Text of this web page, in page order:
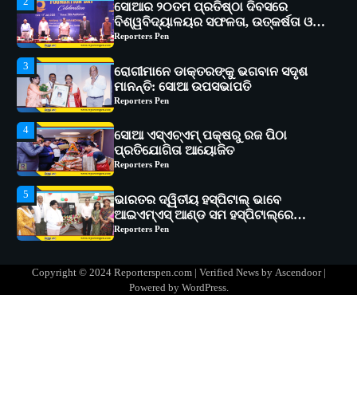
ରୋଗୀମାନେ ଡାକ୍ତରଙ୍କୁ ଭଗବାନ ସଦୃଶ
ମାନନ୍ତି: ସୋଆ ଉପସଭାପତି
Reporters Pen
4
ସୋଆ ଏସ୍‌ଏଚ୍‌ଏମ୍ ପକ୍ଷରୁ ରଜ ପିଠା
ପ୍ରତିଯୋଗିତା ଆୟୋଜିତ
Reporters Pen
5
ଭାରତର ଦ୍ୱିତୀୟ ହସ୍ପିଟାଲ୍ ଭାବେ
ଆଇଏମ୍‌ଏସ୍ ଆଣ୍ଡ ସମ ହସ୍ପିଟାଲ୍‌ରେ
ଅତ୍ୟାଧୁନିକ ଡିଜିସ୍କାନର ସ୍ଥାପନ
Reporters Pen
1
ସୋଆ ପକ୍ଷରୁ ରାୱେ କାର୍ଯ୍ୟକ୍ରମ ଅଧୀନରେ
୧୧ଟି ଗ୍ରାମରେ ୧୬ଟି କୃଷକ ପ୍ରଶିକ୍ଷଣ
କାର୍ଯ୍ୟକ୍ରମ ଆୟୋଜିତ
Reporters Pen
ବିଶ୍ୱବିଦ୍ୟାଳୟର ସଫଳତା, ଉତ୍କର୍ଷତା ଓ
ଅଗ୍ରଗତିର ସ୍ମୃତିଚାରଣ
Reporters Pen
Copyright © 2024 Reporterspen.com | Verified News by Ascendoor|
Powered by WordPress.